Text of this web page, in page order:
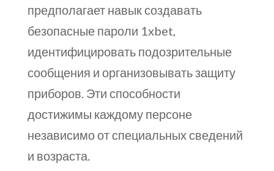
предполагает навык создавать
безопасные пароли 1xbet,
идентифицировать подозрительные
сообщения и организовывать защиту
приборов. Эти способности
достижимы каждому персоне
независимо от специальных сведений
и возраста.